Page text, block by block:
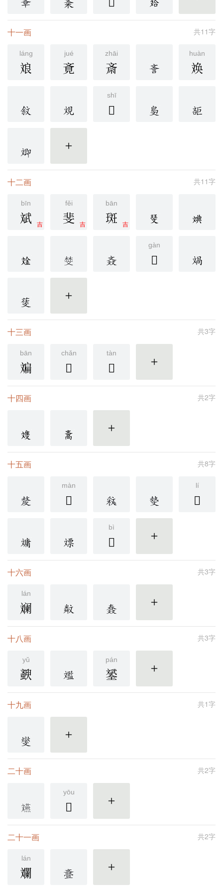
共11字
十一画
láng
斏
jué
斍
zhāi
斎
huàn
㪱
shī
𣁒
更多
共11字
十二画
bīn
吉
斌
fěi
吉
斐
bān
吉
斑
gàn
𣁖
更多
共3字
十三画
bān
斒
chǎn
𪯨
tàn
𣁗 更多
共2字
十四画
更多
共8字
十五画
màn
𣁜
lí
𣁟
bì
𣁢 更多
共3字
十六画
lán
斓 更多
共3字
十八画
yǔ
斔
pán
𣁦 更多
共1字
十九画
更多
共2字
二十画
yōu
𣁨 更多
共2字
二十一画
lán
斕 更多